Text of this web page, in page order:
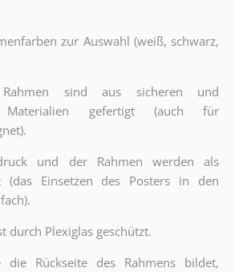
zur Auswahl (weiß, schwarz,
sind aus sicheren und
Materialien gefertigt (auch für
und der Rahmen werden als
(das Einsetzen des Posters in den
durch Plexiglas geschützt.
die Rückseite des Rahmens bildet,